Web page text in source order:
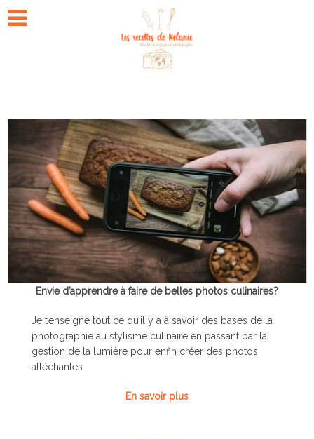
Envie d’apprendre à faire de belles photos culinaires?
Je t’enseigne tout ce qu’il y a à savoir des bases de la
photographie au stylisme culinaire en passant par la
gestion de la lumière pour enfin créer des photos
alléchantes.
En savoir plus